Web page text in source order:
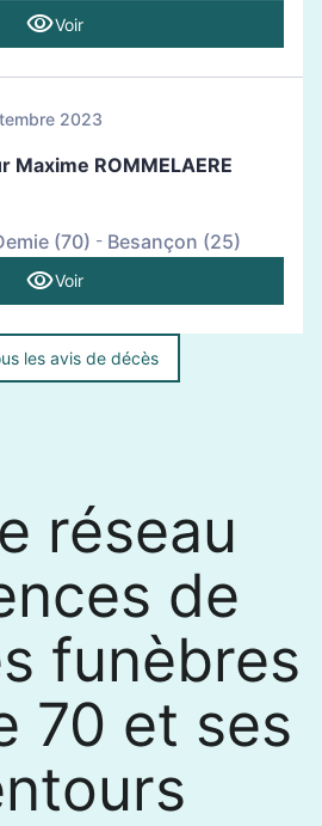
Voir
2023
Maxime ROMMELAERE
(70) - Besançon (25)
Voir
les avis de décès
réseau
de
funèbres
70 et ses